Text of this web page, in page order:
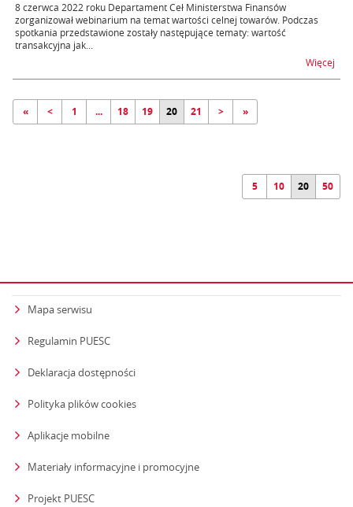
8 czerwca 2022 roku Departament Ceł Ministerstwa Finansów
zorganizował webinarium na temat wartości celnej towarów. Podczas
spotkania przedstawione zostały następujące tematy: wartość
transakcyjna jak...
Więcej
« < 1 ... 18 19 20 21 > »
5 10 20 50
Mapa serwisu
Regulamin PUESC
Deklaracja dostępności
Polityka plików cookies
Aplikacje mobilne
Materiały informacyjne i promocyjne
Projekt PUESC